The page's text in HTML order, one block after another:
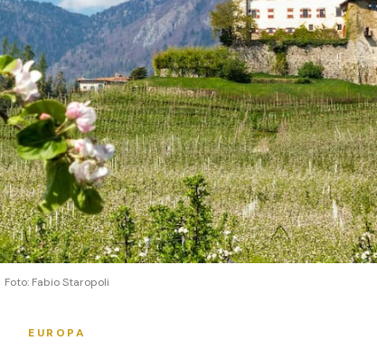
Foto: Fabio Staropoli
EUROPA